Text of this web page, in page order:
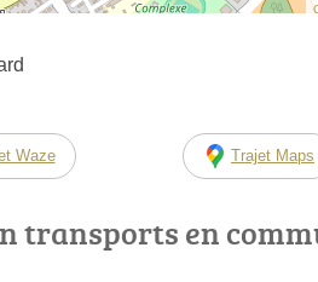
Waze Trajet Maps
transports en